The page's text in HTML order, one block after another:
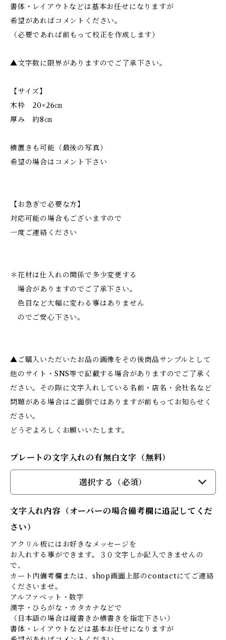
書体・レイアウトなどは基本お任せになりますが
希望があればコメントください。
（必要であれば前もって校正を作成します）
▲文字数に限界がありますのでご了承下さい。
【サイズ】
木枠 20×26㎝
厚み 約8㎝
横置きも可能（最後の写真）
希望の場合はコメント下さい
【お急ぎで必要な方】
対応可能の場合もございますので
一度ご連絡ください
＊花材は仕入れの関係で多少変更する
場合がありますのでご了承下さい。
色目など大幅に変わる事はありません
のでご安心下さい。
▲ご購入いただいたお品の画像をその後商品サンプルとして
他のサイト・SNS等で記載する場合がありますのでご了承く
ださい。その際に文字入れしている名前・店名・会社名など
問題がある場合はご面倒ではありますが前もってお知らせく
ださい。
どうぞよろしくお願いいたします。
プレートの文字入れの有無白文字（無料）
選択する（必須）
文字入れ内容（オーバーの場合備考欄に追記してくだ
さい）
アクリル板にはお好きなメッセージを
お入れする事ができます。３０文字しか記入できませんの
で、
カート内備考欄または、shop画面上部のcontactにてご連絡
くださいませ。
アルファベット・数字
漢字・ひらがな・カタカナなどで
（日本語の場合は縦書きか横書きを指定下さい）
書体・レイアウトなどは基本お任せになりますが